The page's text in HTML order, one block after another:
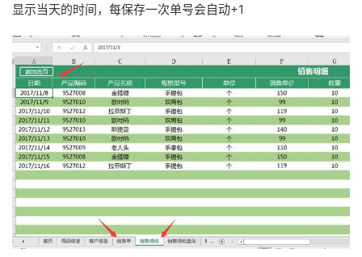
显示当天的时间，每保存一次单号会自动+1